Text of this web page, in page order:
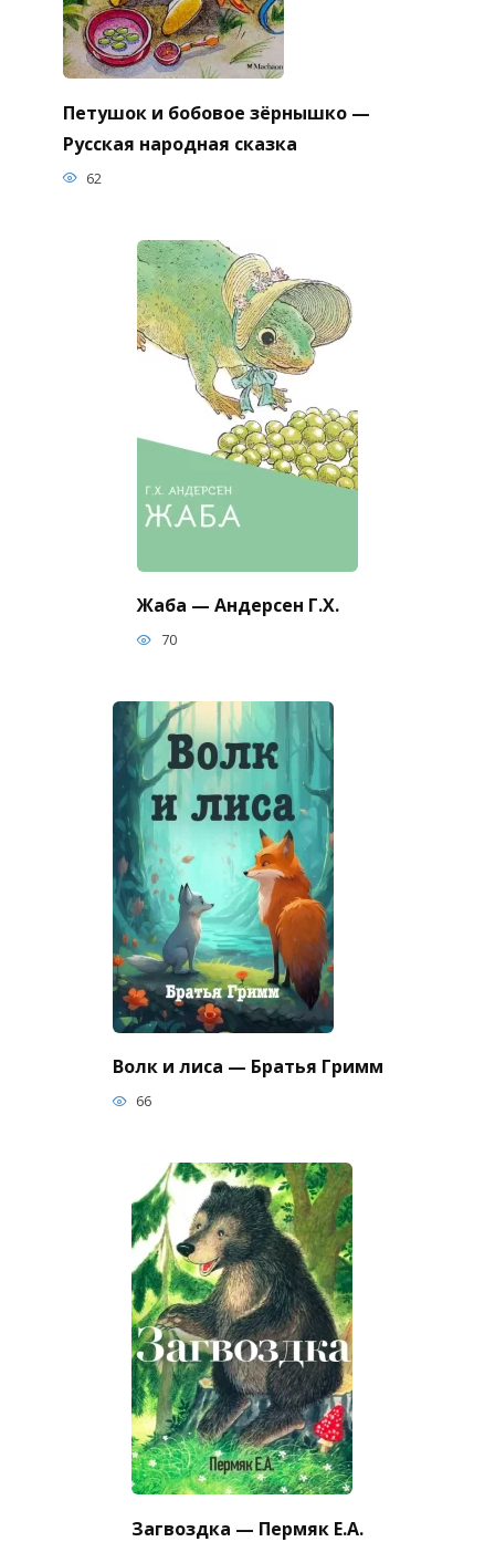
Петушок и бобовое зёрнышко —
Русская народная сказка
62
Жаба — Андерсен Г.Х.
70
Волк и лиса — Братья Гримм
66
Загвоздка — Пермяк Е.А.